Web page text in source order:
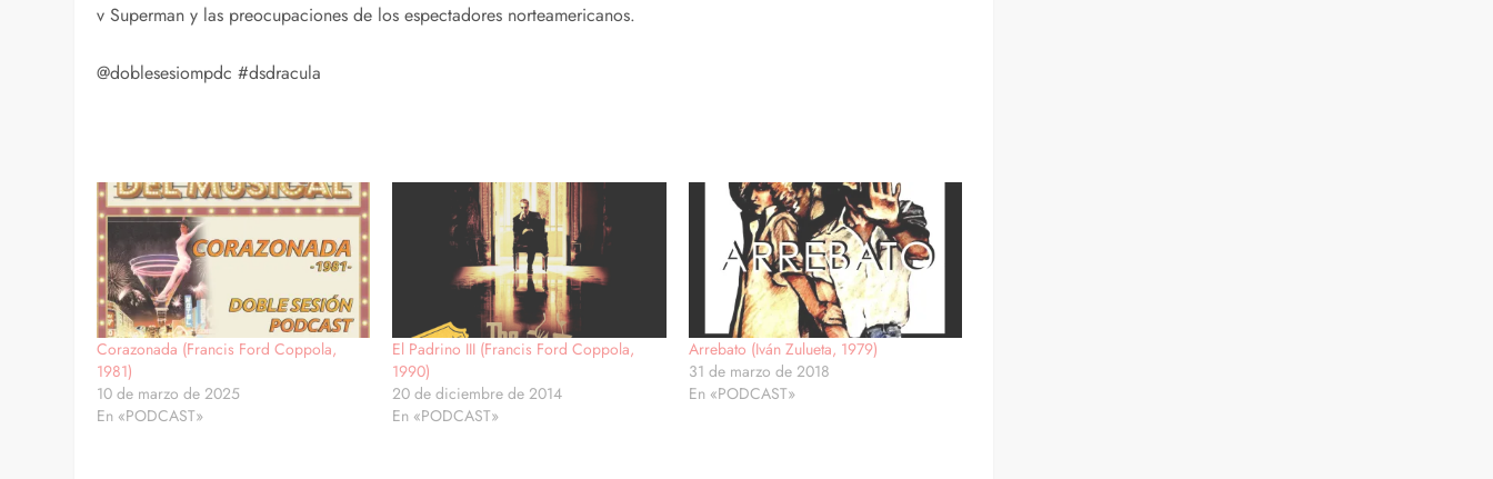
v Superman y las preocupaciones de los espectadores norteamericanos.
@doblesesiompdc #dsdracula
Corazonada (Francis Ford Coppola,
1981)
10 de marzo de 2025
En «PODCAST»
El Padrino III (Francis Ford Coppola,
1990)
20 de diciembre de 2014
En «PODCAST»
Arrebato (Iván Zulueta, 1979)
31 de marzo de 2018
En «PODCAST»